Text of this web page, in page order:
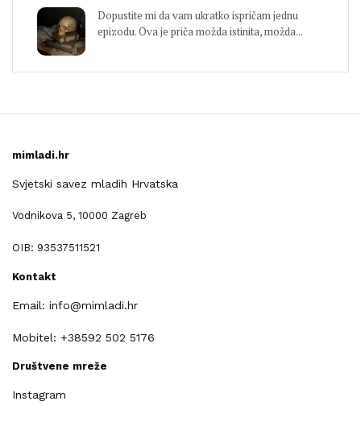
Dopustite mi da vam ukratko ispričam jednu
epizodu. Ova je priča možda istinita, možda...
mimladi.hr
Svjetski savez mladih Hrvatska
Vodnikova 5, 10000 Zagreb
OIB: 93537511521
Kontakt
Email: info@mimladi.hr
Mobitel: +38592 502 5176
Društvene mreže
Instagram